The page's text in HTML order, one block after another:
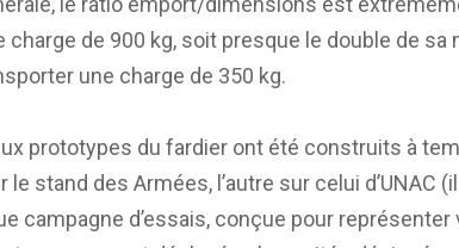
de 900 kg, soit presque le double de sa
une charge de 350 kg.
prototypes du fardier ont été construits à
le stand des Armées, l’autre sur celui d’UNAC
campagne d’essais, conçue pour